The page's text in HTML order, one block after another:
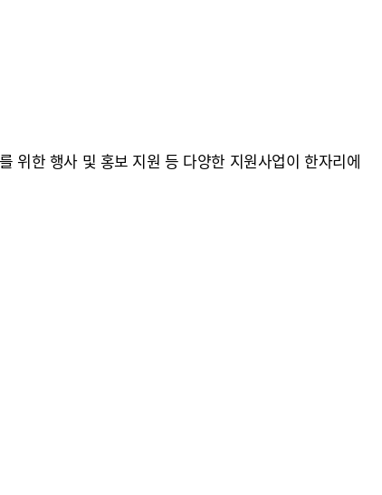
위한 행사 및 홍보 지원 등 다양한 지원사업이 한자리에